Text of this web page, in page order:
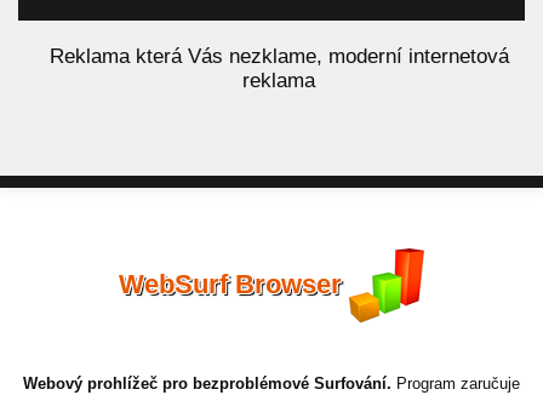
Reklama která Vás nezklame, moderní internetová
reklama
WebSurf Browser
Webový prohlížeč pro bezproblémové Surfování. Program zaručuje